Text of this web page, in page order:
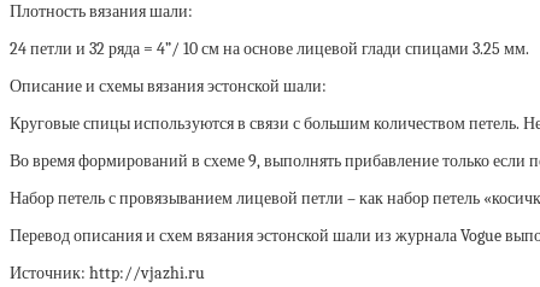
Плотность вязания шали:
24 петли и 32 ряда = 4”/ 10 см на основе лицевой глади спицами 3.25 мм.
Описание и схемы вязания эстонской шали:
Круговые спицы используются в связи с большим количеством петель.
Во время формирований в схеме 9, выполнять прибавление только если
Набор петель с провязыванием лицевой петли – как набор петель
Перевод описания и схем вязания эстонской шали из журнала Vogue
Источник: http://vjazhi.ru